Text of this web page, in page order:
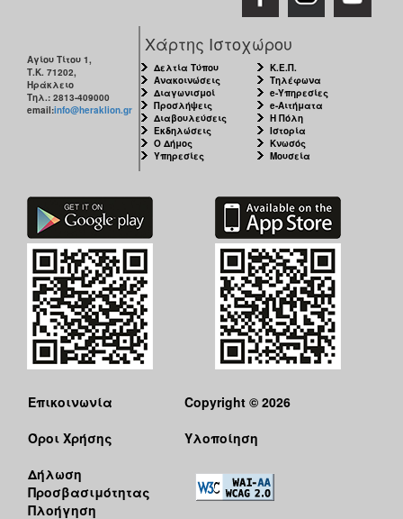
ΑΝΘΕΚΤΙΚΗ
ΠΟΛΗ
Αγίου Τίτου 1,
Τ.Κ. 71202,
Ηράκλειο
Τηλ.: 2813-409000
email:info@heraklion.gr
Χάρτης Ιστοχώρου
Δελτία Τύπου
Ανακοινώσεις
Διαγωνισμοί
Προσλήψεις
Διαβουλεύσεις
Εκδηλώσεις
Ο Δήμος
Υπηρεσίες
Κ.Ε.Π.
Τηλέφωνα
e-Υπηρεσίες
e-Αιτήματα
Η Πόλη
Ιστορία
Κνωσός
Μουσεία
Επικοινωνία
Όροι Χρήσης
Δήλωση
Προσβασιμότητας
Πλοήγηση
Copyright © 2026
Υλοποίηση